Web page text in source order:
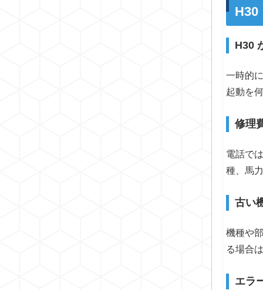
H30
H30
一時的
起動を
修理
電話で
種、馬
古い
機種や
る場合
エラ